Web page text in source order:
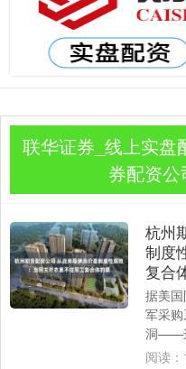
联华证券_线上实盘
券配资
杭州
制度
复合
据美
军采
洞——
七遍
阅读：